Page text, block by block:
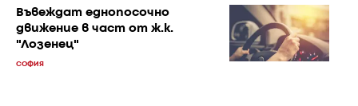
Въвеждат еднопосочно
движение в част от ж.к.
"Лозенец"
СОФИЯ